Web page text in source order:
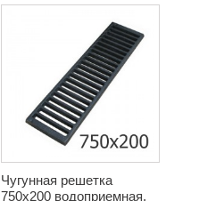
Чугунная решетка
750х200 водоприемная,